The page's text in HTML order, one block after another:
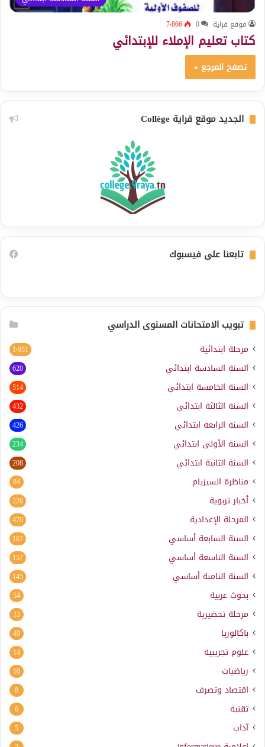
موقع قراية 0 7٬866
كتاب تعليم الإملاء للإبتدائي
تصفح المرجع »
الجديد موقع قراية Collège
تابعنا على فيسبوك
تبويب الامتحانات المستوى الدراسي
مرحلة ابتدائية 1٬951
السنة السادسة ابتدائي 620
السنة الخامسة ابتدائي 514
السنة الثالثة ابتدائي 432
السنة الرابعة ابتدائي 426
السنة الأولى ابتدائي 234
السنة الثانية ابتدائي 208
مناظرة السيزيام 84
أخبار تربوية 226
المرحلة الإعدادية 470
السنة السابعة أساسي 167
السنة التاسعة أساسي 157
السنة الثامنة أساسي 145
بحوث عربية 54
مرحلة تحضيرية 33
باكالوريا 49
علوم تجريبية 14
رياضيات 10
اقتصاد وتصرف 8
تقنية 6
آداب 5